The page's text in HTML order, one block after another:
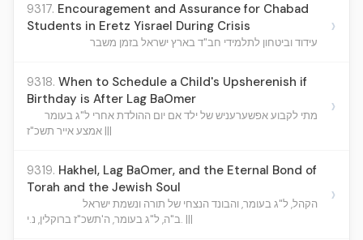
9317. Encouragement and Assurance for Chabad
Students in Eretz Yisrael During Crisis
עידוד וביטחון לתלמידי חב"ד בארץ ישראל בזמן משבר
›
9318. When to Schedule a Child's Upsherenish if
Birthday is After Lag BaOmer
מתי לקבוע אפשערעניש של ילד אם יום ההולדת אחרי ל"ג בעומר
אמצע אייר תשכ"ז |||
›
9319. Hakhel, Lag BaOmer, and the Eternal Bond of
Torah and the Jewish Soul
הקהל, ל"ג בעומר, והבונד הנצחי של תורה ונשמת ישראל
ב"ה, ל"ג בעומר, ה'תשכ"ז ברוקלין, נ.י. |||
›